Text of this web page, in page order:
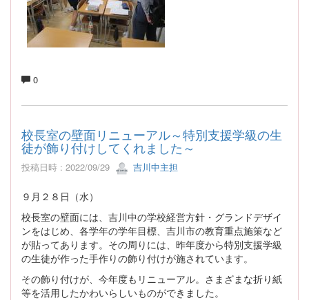
0
校長室の壁面リニューアル～特別支援学級の生
徒が飾り付けしてくれました～
投稿日時 : 2022/09/29 吉川中主担
９月２８日（水）
校長室の壁面には、吉川中の学校経営方針・グランドデザイ
ンをはじめ、各学年の学年目標、吉川市の教育重点施策など
が貼ってあります。その周りには、昨年度から特別支援学級
の生徒が作った手作りの飾り付けが施されています。
その飾り付けが、今年度もリニューアル。さまざまな折り紙
等を活用したかわいらしいものができました。